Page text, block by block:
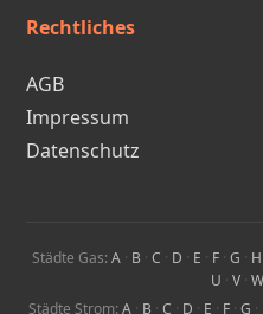
Rechtliches
AGB
Impressum
Datenschutz
Städte Gas: A · B · C · D · E · F · G · H
U · V· W
Städte Strom: A · B · C · D · E · F · G ·